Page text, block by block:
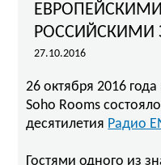
РОССИЙСКИМИ
27.10.2016
26 октября 2016
Soho Rooms
десятилетия Радио
Гостями одного из